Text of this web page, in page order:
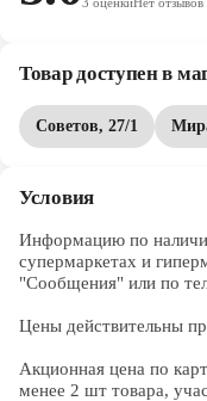
Товар доступен в
Советов, 27/1
Условия
Информацию по
супермаркетах и
"Сообщения" или по
Цены действительны
Акционная цена по
менее 2 шт товара,